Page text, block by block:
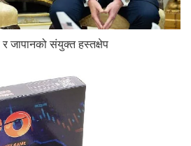
जापानको संयुक्त हस्तक्षेप